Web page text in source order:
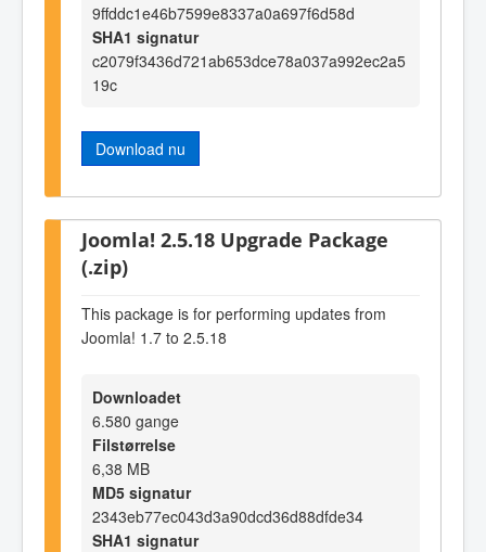
9ffddc1e46b7599e8337a0a697f6d58d
SHA1 signatur
c2079f3436d721ab653dce78a037a992ec2a5
19c
Download nu
Joomla! 2.5.18 Upgrade Package
(.zip)
This package is for performing updates from
Joomla! 1.7 to 2.5.18
Downloadet
6.580 gange
Filstørrelse
6,38 MB
MD5 signatur
2343eb77ec043d3a90dcd36d88dfde34
SHA1 signatur